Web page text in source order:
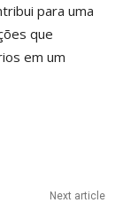
para uma
que
em um
Next article